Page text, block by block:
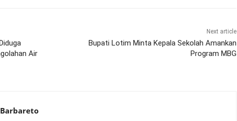
Air
Next article
Bupati Lotim Minta Kepala Sekolah Amankan
Program MBG